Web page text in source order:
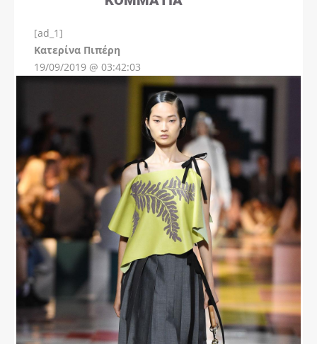
[ad_1]
Kατερίνα Πιπέρη
19/09/2019 @ 03:42:03